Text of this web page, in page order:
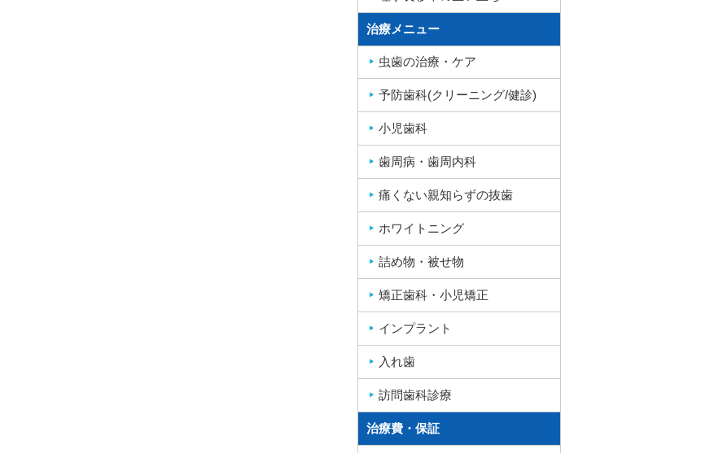
治療メニュー
虫歯の治療・ケア
予防歯科(クリーニング/健診)
小児歯科
歯周病・歯周内科
痛くない親知らずの抜歯
ホワイトニング
詰め物・被せ物
矯正歯科・小児矯正
インプラント
入れ歯
訪問歯科診療
治療費・保証